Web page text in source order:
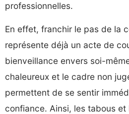
professionnelles.
En effet, franchir le pas de la
représente déjà un acte de
bienveillance envers soi-
chaleureux et le cadre non
permettent de se sentir
confiance. Ainsi, les tabous